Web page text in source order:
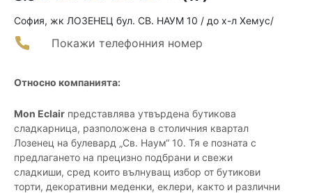
София, жк ЛОЗЕНЕЦ бул. СВ. НАУМ 10 / до х-л Хемус/
Покажи телефонния номер
Относно компанията:
Mon Eclair представлява утвърдена бутикова
сладкарница, разположена в столичния квартал
Лозенец на булевард „Св. Наум“ 10. Тя е позната с
предлагането на прецизно подбрани и свежи
сладкиши, сред които вълнуващ избор от бутикови
торти, декоративни меденки, еклери, както и различни